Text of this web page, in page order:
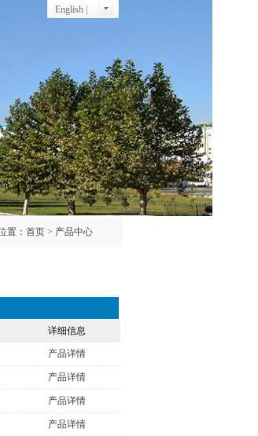
English |
置： 首页 > 产品中心
详细信息
产品详情
产品详情
产品详情
产品详情